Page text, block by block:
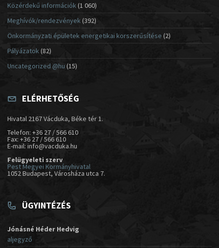
Közérdekű információk(1 060)
Meghívók/rendezvények (392)
Önkormányzati épületek energetikai korszerűsítése (2)
Pályázatok (82)
Uncategorized @hu (15)
ELÉRHETŐSÉG
Hivatal 2167 Vácduka, Béke tér 1.
Telefon: +36 27 / 566 610
Fax: +36 27 / 566 610
E-mail: info@vacduka.hu
Felügyeleti szerv
Pest Megyei Kormányhivatal
1052 Budapest, Városháza utca 7.
ÜGYINTÉZÉS
Jónásné Héder Hedvig
aljegyző